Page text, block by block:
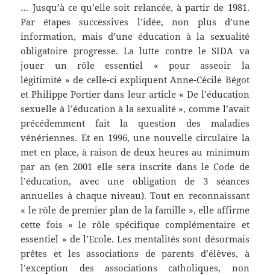
… Jusqu’à ce qu’elle soit relancée, à partir de 1981.
Par étapes successives l’idée, non plus d’une
information, mais d’une éducation à la sexualité
obligatoire progresse. La lutte contre le SIDA va
jouer un rôle essentiel « pour asseoir la
légitimité » de celle-ci expliquent Anne-Cécile Bégot
et Philippe Portier dans leur article « De l’éducation
sexuelle à l’éducation à la sexualité », comme l’avait
précédemment fait la question des maladies
vénériennes. Et en 1996, une nouvelle circulaire la
met en place, à raison de deux heures au minimum
par an (en 2001 elle sera inscrite dans le Code de
l’éducation, avec une obligation de 3 séances
annuelles à chaque niveau). Tout en reconnaissant
« le rôle de premier plan de la famille », elle affirme
cette fois « le rôle spécifique complémentaire et
essentiel » de l’Ecole. Les mentalités sont désormais
prêtes et les associations de parents d’élèves, à
l’exception des associations catholiques, non